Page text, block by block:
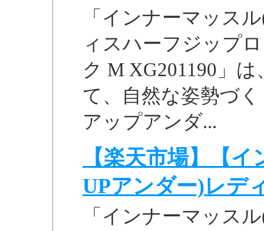
「インナーマッス
ィスハーフジップ
ク M XG201190」
て、自然な姿勢づ
アップアンダ...
【楽天市場】【
UPアンダー)レデ
「インナーマッス